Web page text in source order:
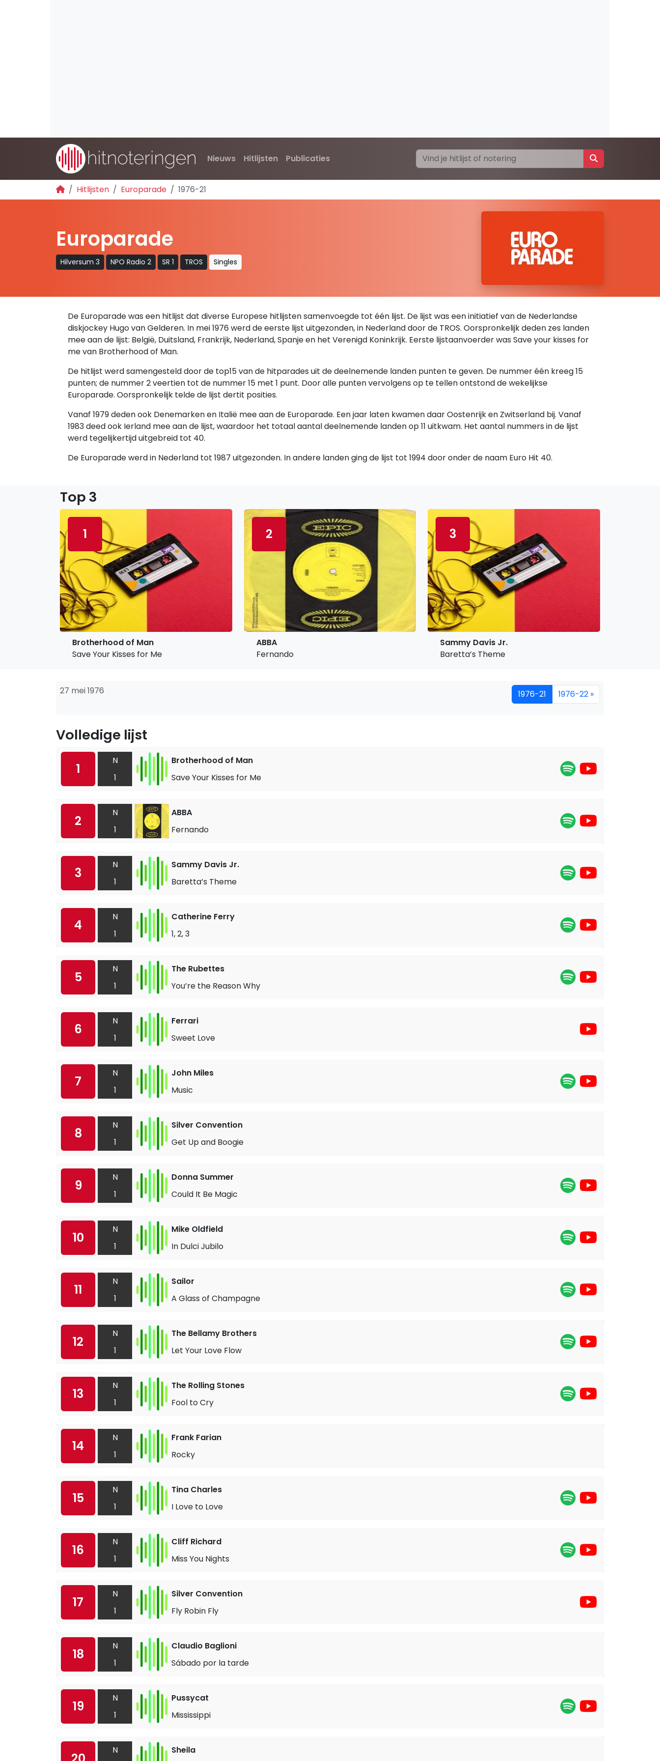
Nieuws Hitlijsten Publicaties
Hitlijsten Europarade 1976-21
Europarade
Hilversum 3 NPO Radio 2 SR 1 TROS Singles
De Europarade was een hitlijst dat diverse Europese hitlijsten samenvoegde tot één lijst. De lijst was een initiatief van de Nederlandse
diskjockey Hugo van Gelderen. In mei 1976 werd de eerste lijst uitgezonden, in Nederland door de TROS. Oorspronkelijk deden zes landen
mee aan de lijst: België, Duitsland, Frankrijk, Nederland, Spanje en het Verenigd Koninkrijk. Eerste lijstaanvoerder was Save your kisses for
me van Brotherhood of Man.
De hitlijst werd samengesteld door de top15 van de hitparades uit de deelnemende landen punten te geven. De nummer één kreeg 15
punten; de nummer 2 veertien tot de nummer 15 met 1 punt. Door alle punten vervolgens op te tellen ontstond de wekelijkse
Europarade. Oorspronkelijk telde de lijst dertit posities.
Vanaf 1979 deden ook Denemarken en Italië mee aan de Europarade. Een jaar laten kwamen daar Oostenrijk en Zwitserland bij. Vanaf
1983 deed ook Ierland mee aan de lijst, waardoor het totaal aantal deelnemende landen op 11 uitkwam. Het aantal nummers in de lijst
werd tegelijkertijd uitgebreid tot 40.
De Europarade werd in Nederland tot 1987 uitgezonden. In andere landen ging de lijst tot 1994 door onder de naam Euro Hit 40.
Top 3
1
Brotherhood of Man
Save Your Kisses for Me
2
ABBA
Fernando
3
Sammy Davis Jr.
Baretta’s Theme
27 mei 1976 1976-21 1976-22 »
Volledige lijst
1
N
1
Brotherhood of Man
Save Your Kisses for Me
2
N
1
ABBA
Fernando
3
N
1
Sammy Davis Jr.
Baretta’s Theme
4
N
1
Catherine Ferry
1, 2, 3
5
N
1
The Rubettes
You’re the Reason Why
6
N
1
Ferrari
Sweet Love
7
N
1
John Miles
Music
8
N
1
Silver Convention
Get Up and Boogie
9
N
1
Donna Summer
Could It Be Magic
10
N
1
Mike Oldfield
In Dulci Jubilo
11
N
1
Sailor
A Glass of Champagne
12
N
1
The Bellamy Brothers
Let Your Love Flow
13
N
1
The Rolling Stones
Fool to Cry
14
N
1
Frank Farian
Rocky
15
N
1
Tina Charles
I Love to Love
16
N
1
Cliff Richard
Miss You Nights
17
N
1
Silver Convention
Fly Robin Fly
18
N
1
Claudio Baglioni
Sábado por la tarde
19
N
1
Pussycat
Mississippi
N Sheila